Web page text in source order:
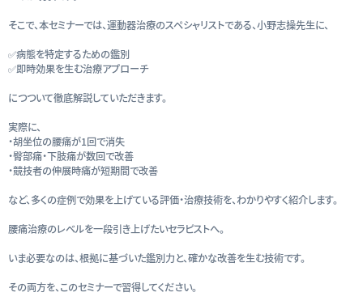
そこで、本セミナーでは、運動器治療のスペシャリストである、小野志操先生に、
✅病態を特定するための鑑別
✅即時効果を生む治療アプローチ
につついて徹底解説していただきます。
実際に、
・胡坐位の腰痛が1回で消失
・臀部痛・下肢痛が数回で改善
・競技者の伸展時痛が短期間で改善
など、多くの症例で効果を上げている評価・治療技術を、わかりやすく紹介します。
腰痛治療のレベルを一段引き上げたいセラピストへ。
いま必要なのは、根拠に基づいた鑑別力と、確かな改善を生む技術です。
その両方を、このセミナーで習得してください。